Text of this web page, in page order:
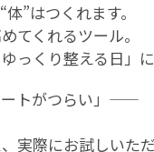
”はつくれます。
てくれるツール。
っくり整える日」
がつらい」――
実際にお試しいただ